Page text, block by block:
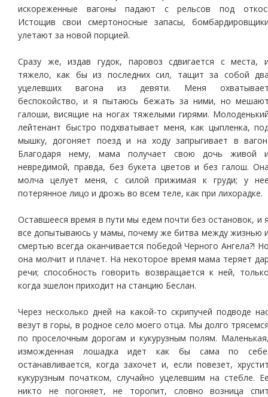
искореженные вагоны падают с рельсов под
Истощив свои смертоносные запасы,
улетают за новой порцией.
Сразу же, издав гудок, паровоз сдвигается с места,
тяжело, как бы из последних сил, тащит за собой
уцелевших вагона из девяти. Меня
беспокойство, и я пытаюсь бежать за ними, но
галоши, висящие на ногах тяжелыми гирями.
лейтенант быстро подхватывает меня, как цыпленка,
мышку, догоняет поезд и на ходу запрыгивает в
Благодаря нему, мама получает свою дочь живой
невредимой, правда, без букета цветов и без галош.
молча целует меня, с силой прижимая к груди; у
потерянное лицо и дрожь во всем теле, как при лихорадке.
Оставшееся время в пути мы едем почти без остановок, и
все допытываюсь у мамы, почему же битва между жизнью
смертью всегда оканчивается победой Черного Ангела?!
она молчит и плачет. На некоторое время мама теряет
речи; способность говорить возвращается к ней,
когда эшелон приходит на станцию Беслан.
Через несколько дней на какой-то скрипучей подводе
везут в горы, в родное село моего отца. Мы долго
по проселочным дорогам и кукурузным полям.
изможденная лошадка идет как бы сама по
останавливается, когда захочет и, если повезет,
кукурузным початком, случайно уцелевшим на стебле.
никто не погоняет, не торопит, словно возница